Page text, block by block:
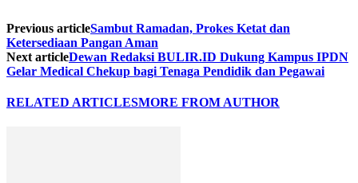
Previous articleSambut Ramadan, Prokes Ketat dan
Ketersediaan Pangan Aman
Next articleDewan Redaksi BULIR.ID Dukung Kampus IPDN
Gelar Medical Chekup bagi Tenaga Pendidik dan Pegawai
RELATED ARTICLESMORE FROM AUTHOR